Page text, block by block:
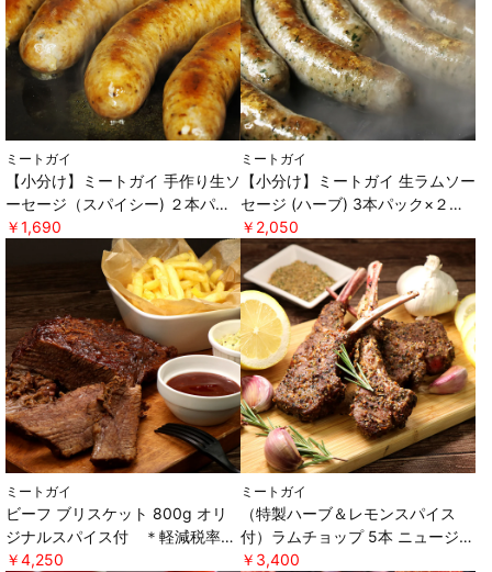
ミートガイ
【小分け】ミートガイ 手作り生ソ
ーセージ（スパイシー) ２本パッ
ク×２セット ＊軽減税率対象 [ミ
￥1,690
ミートガイ
【小分け】ミートガイ 生ラムソー
セージ (ハーブ) 3本パック×２セ
ット ＊軽減税率対象 [ミートガ
イ]
￥2,050
ミートガイ
ビーフ ブリスケット 800g オリ
ジナルスパイス付 ＊軽減税率対
象 [ミートガイ]
￥4,250
ミートガイ
（特製ハーブ＆レモンスパイス
付）ラムチョップ 5本 ニュージー
ランド産 WAKANUIスプリングラ
￥3,400